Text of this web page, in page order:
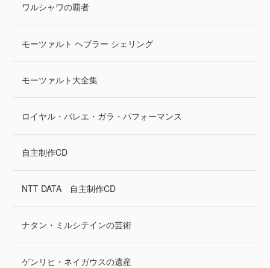
ワルシャワの覇者
モーツァルト ヘブラー シェリング
モーツァルト大全集
ロイヤル・バレエ・ガラ・パフォーマンス
自主制作CD
NTT DATA 自主制作CD
ナタン・ミルシテインの芸術
ゲンリヒ・ネイガウスの遺産